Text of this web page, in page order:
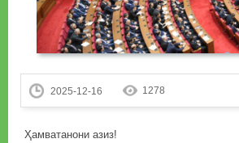
2025-12-16 1278
Ҳамватанони азиз!